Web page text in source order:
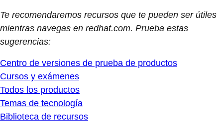
Te recomendaremos recursos que te pueden ser útiles
mientras navegas en redhat.com. Prueba estas
sugerencias:
Centro de versiones de prueba de productos
Cursos y exámenes
Todos los productos
Temas de tecnología
Biblioteca de recursos